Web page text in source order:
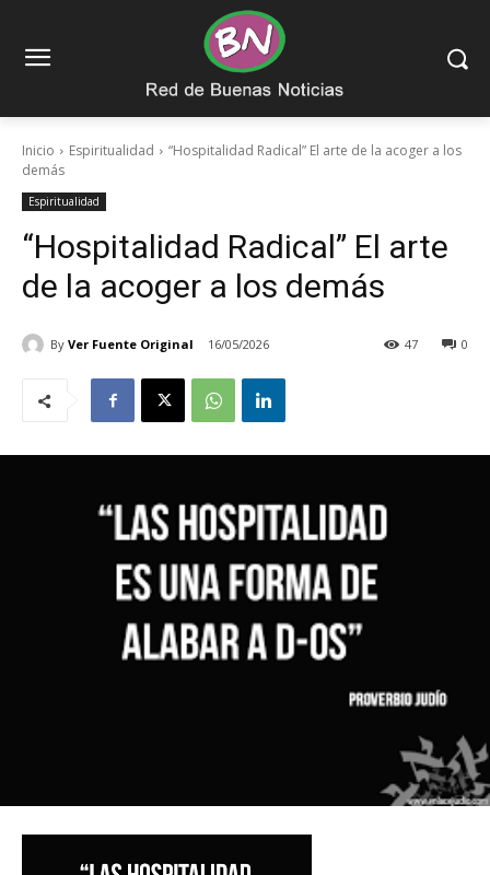
Inicio Espiritualidad
“Hospitalidad Radical” El arte de la acoger a los
demás
Espiritualidad
“Hospitalidad Radical” El arte
de la acoger a los demás
By Ver Fuente Original 16/05/2026 0
47